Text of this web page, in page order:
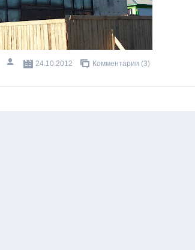
24.10.2012 Комментарии (3)